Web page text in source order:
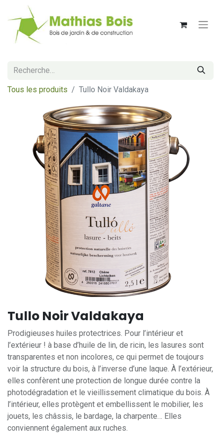
Tous les produits Tullo Noir Valdakaya
Tullo Noir Valdakaya
Prodigieuses huiles protectrices. Pour l’intérieur et
l’extérieur ! à base d’huile de lin, de ricin, les lasures sont
transparentes et non incolores, ce qui permet de toujours
voir la structure du bois, à l’inverse d’une laque. À l’extérieur,
elles confèrent une protection de longue durée contre la
photodégradation et le vieillissement climatique du bois. À
l’intérieur, elles protègent et embellissent le mobilier, les
jouets, les châssis, le bardage, la charpente… Elles
conviennent également aux ruches.